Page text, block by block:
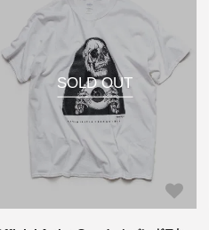
SOLD OUT